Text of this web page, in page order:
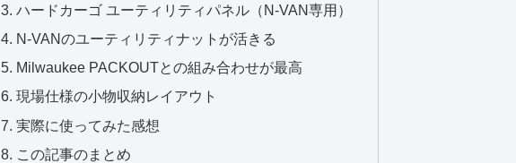
ハードカーゴ ユーティリティパネル（N-VAN専用）
N-VANのユーティリティナットが活きる
Milwaukee PACKOUTとの組み合わせが最高
現場仕様の小物収納レイアウト
実際に使ってみた感想
この記事のまとめ